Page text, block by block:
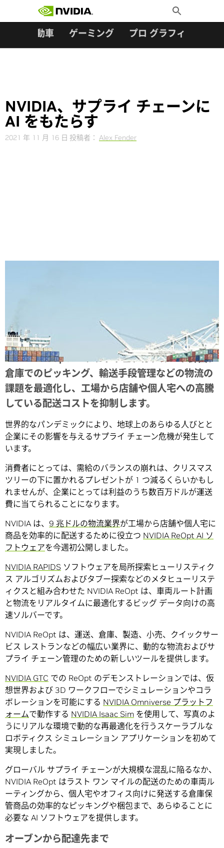
Toggle
Search
自動車 ゲーミング プロ グラフィックス
NVIDIA、サプライ チェーンに
AI をもたらす
2021 年 11 月 16 日 投稿者： Alex Fender
NVIDIA ReOpt AI ソフトウェアは、ルート計画、
倉庫でのピッキング、輸送手段管理などの物流の
課題を最適化し、工場から店舗や個人宅への高騰
している配送コストを抑制します。
世界的なパンデミックにより、地球上のあらゆる人びとと
企業にその影響を与えるサプライ チェーン危機が発生して
います。
消費者にとっては、需給のバランスの崩れは、クリスマス
ツリーの下に置かれるプレゼントが 1 つ減るくらいかもし
れませんが、企業にとっては利益のうち数百万ドルが運送
費に当てられることになります。
NVIDIA は、 9 兆ドルの物流業界が工場から店舗や個人宅に
商品を効率的に配送するために役立つ NVIDIA ReOpt AI ソ
フトウェアを今週初公開しました。
NVIDIA RAPIDS ソフトウェアを局所探索ヒューリスティク
ス アルゴリズムおよびタブー探索などのメタヒューリステ
ィクスと組み合わせた NVIDIA ReOpt は、車両ルート計画
と物流をリアルタイムに最適化するビッグ データ向けの高
速ソルバーです。
NVIDIA ReOpt は、運送、倉庫、製造、小売、クイックサー
ビス レストランなどの幅広い業界に、動的な物流およびサ
プライ チェーン管理のための新しいツールを提供します。
NVIDIA GTC での ReOpt のデモンストレーションでは、仮
想世界および 3D ワークフローでシミュレーションやコラ
ボレーションを可能にする NVIDIA Omniverse プラットフ
ォームで動作する NVIDIA Isaac Sim を使用して、写真のよ
うにリアルな環境で動的な再最適化を行うスケーラブルな
ロボティクス シミュレーション アプリケーションを初めて
実現しました。
グローバル サプライ チェーンが大規模な混乱に陥るなか、
NVIDIA ReOpt はラスト ワン マイルの配送のための車両ル
ーティングから、個人宅やオフィス向けに発送する倉庫保
管商品の効率的なピッキングや梱包まで、あらゆることに
必要な AI ソフトウェアを提供します。
オーブンから配達先まで